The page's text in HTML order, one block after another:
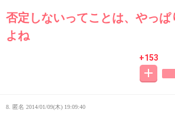
否定しないってことは、やっぱ
よね
+153
8. 匿名 2014/01/09(木) 19:09:40